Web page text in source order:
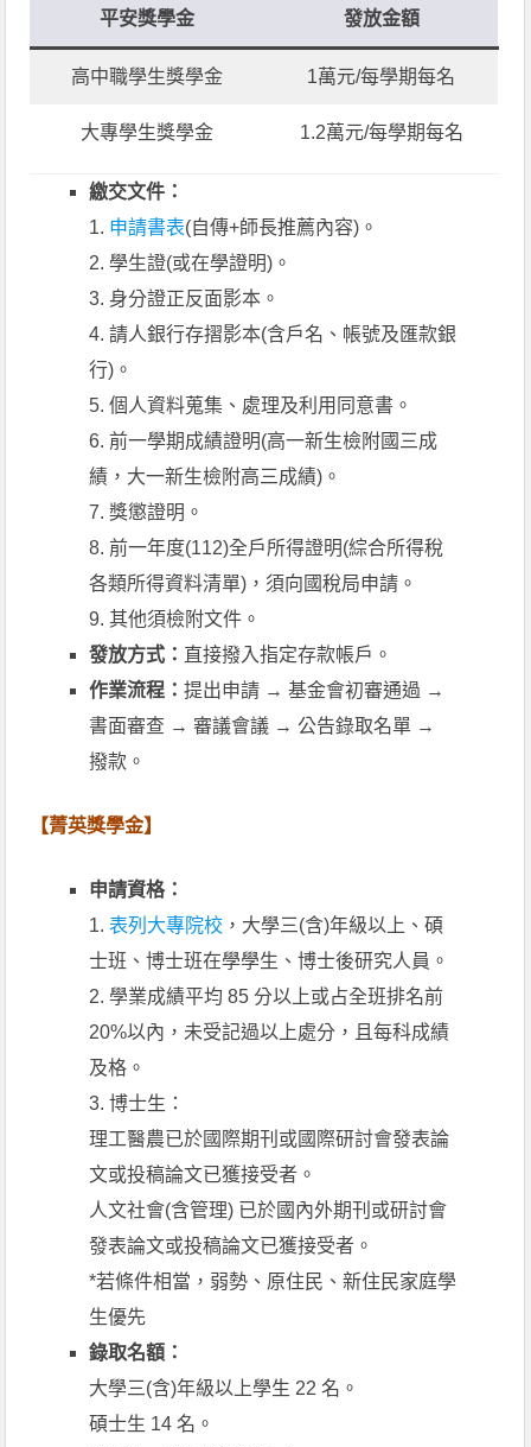
平安獎學金 發放金額
高中職學生獎學金 1萬元/每學期每名
大專學生獎學金 1.2萬元/每學期每名
繳交文件：
1. 申請書表(自傳+師長推薦內容)。
2. 學生證(或在學證明)。
3. 身分證正反面影本。
4. 請人銀行存摺影本(含戶名、帳號及匯款銀
行)。
5. 個人資料蒐集、處理及利用同意書。
6. 前一學期成績證明(高一新生檢附國三成
績，大一新生檢附高三成績)。
7. 獎懲證明。
8. 前一年度(112)全戶所得證明(綜合所得稅
各類所得資料清單)，須向國稅局申請。
9. 其他須檢附文件。
發放方式： 直接撥入指定存款帳戶。
作業流程：提出申請 → 基金會初審通過 →
書面審查 → 審議會議 → 公告錄取名單 →
撥款。
【菁英獎學金】
申請資格：
1.表列大專院校 ，大學三(含)年級以上、碩
士班、博士班在學學生、博士後研究人員。
2. 學業成績平均 85 分以上或占全班排名前
20%以內，未受記過以上處分，且每科成績
及格。
3. 博士生：
理工醫農已於國際期刊或國際研討會發表論
文或投稿論文已獲接受者。
人文社會(含管理) 已於國內外期刊或研討會
發表論文或投稿論文已獲接受者。
*若條件相當，弱勢、原住民、新住民家庭學
生優先
錄取名額：
大學三(含)年級以上學生 22 名。
碩士生 14 名。